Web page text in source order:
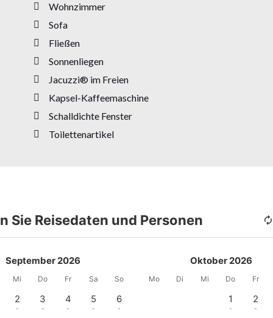
Wohnzimmer
Sofa
Fließen
Sonnenliegen
Jacuzzi® im Freien
Kapsel-Kaffeemaschine
Schalldichte Fenster
Toilettenartikel
Sie Reisedaten und Personen
September 2026
Mi Do Fr Sa So
2
-
3
-
4
-
5
-
6
-
Oktober 2026
Mo Di Mi Do Fr
1
-
2
-